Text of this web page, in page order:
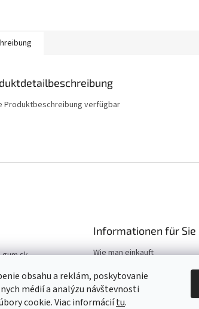
obsahu a reklám, poskytovanie
médií a analýzu návštevnosti
cookie. Viac informáciítu.
Produktbeschreibung verfügbar
gum.sk
907 970
509 061
Informationen für Sie
Wie man einkauft
Hilfe